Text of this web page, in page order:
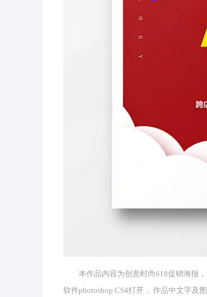
本作品内容为创意时尚618促销海报
软件photoshop CS4打开， 作品中文字及